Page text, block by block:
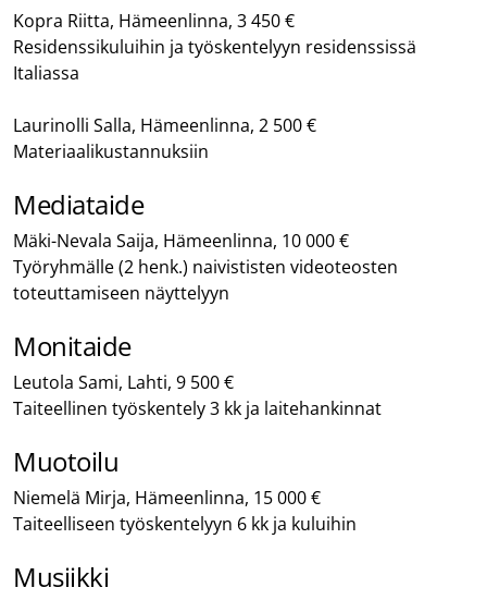
Kopra Riitta, Hämeenlinna, 3 450 €
Residenssikuluihin ja työskentelyyn residenssissä
Italiassa
Laurinolli Salla, Hämeenlinna, 2 500 €
Materiaalikustannuksiin
Mediataide
Mäki-Nevala Saija, Hämeenlinna, 10 000 €
Työryhmälle (2 henk.) naivististen videoteosten
toteuttamiseen näyttelyyn
Monitaide
Leutola Sami, Lahti, 9 500 €
Taiteellinen työskentely 3 kk ja laitehankinnat
Muotoilu
Niemelä Mirja, Hämeenlinna, 15 000 €
Taiteelliseen työskentelyyn 6 kk ja kuluihin
Musiikki